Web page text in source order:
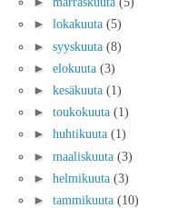
► lokakuuta (5)
► syyskuuta (8)
► elokuuta (3)
► kesäkuuta (1)
► toukokuuta (1)
► huhtikuuta (1)
► maaliskuuta (3)
► helmikuuta (3)
► tammikuuta (10)